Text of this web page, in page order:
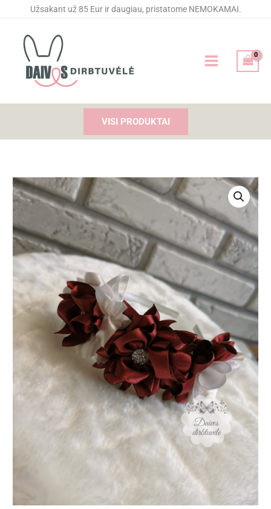
Užsakant už 85 Eur ir daugiau, pristatome NEMOKAMAI.
VISI PRODUKTAI
produkto
kiekis:
Lankelis
plaukams
"Gėlytės"